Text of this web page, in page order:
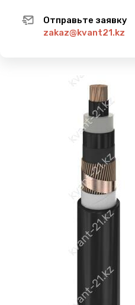
Отправьте заявку
zakaz@kvant21.kz